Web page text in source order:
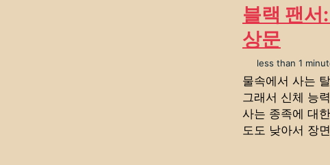
블랙 팬
상문
less than 1
물속에서 사는
그래서 신체 능
사는 종족에 대
도도 낮아서 장